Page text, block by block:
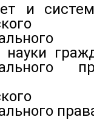
и
науки